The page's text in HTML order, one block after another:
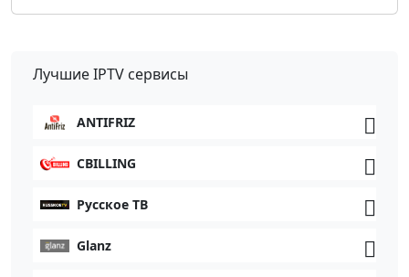
Лучшие IPTV сервисы
ANTIFRIZ
CBILLING
Русское ТВ
Glanz